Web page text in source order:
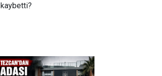
kaybetti?